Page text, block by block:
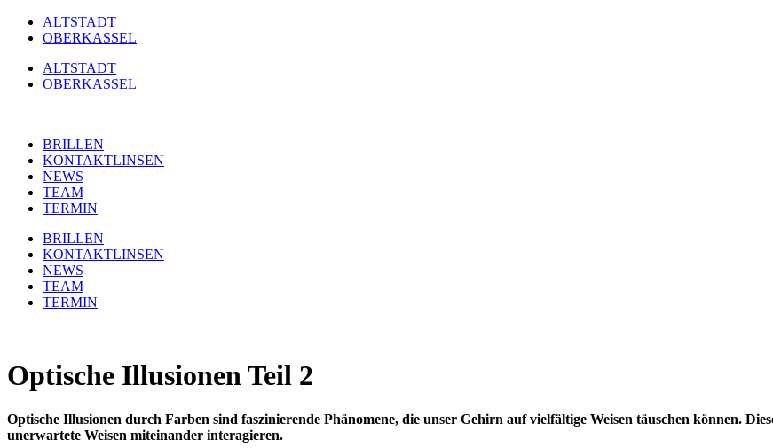
Zum
Inhalt
ALTSTADT
OBERKASSEL
ALTSTADT
OBERKASSEL
BRILLEN
KONTAKTLINSEN
NEWS
TEAM
TERMIN
BRILLEN
KONTAKTLINSEN
NEWS
TEAM
TERMIN
Optische Illusionen Teil 2
Optische Illusionen durch Farben sind faszinierende Phänomene, die unser Gehirn auf vielfältige Weisen täuschen können.
unerwartete Weisen miteinander interagieren.